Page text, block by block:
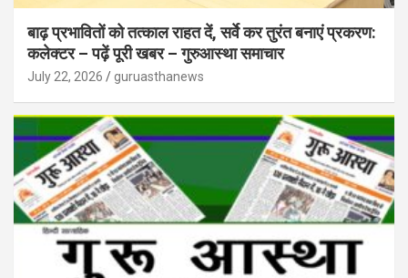
बाढ़ प्रभावितों को तत्काल राहत दें, सर्वे कर तुरंत बनाएं प्रकरण:
कलेक्टर – पढ़ें पूरी खबर – गुरुआस्था समाचार
July 22, 2026 guruasthanews